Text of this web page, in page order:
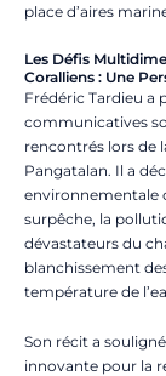
place d’aires
Les Défis
Coralliens : Une
Frédéric Tardieu a
communicatives
rencontrés lors de
Pangatalan. Il a
environnementale
surpêche, la
dévastateurs du
blanchissement
température de
Son récit a
innovante pour la